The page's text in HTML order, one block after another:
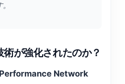
が強化されたのか？
Network